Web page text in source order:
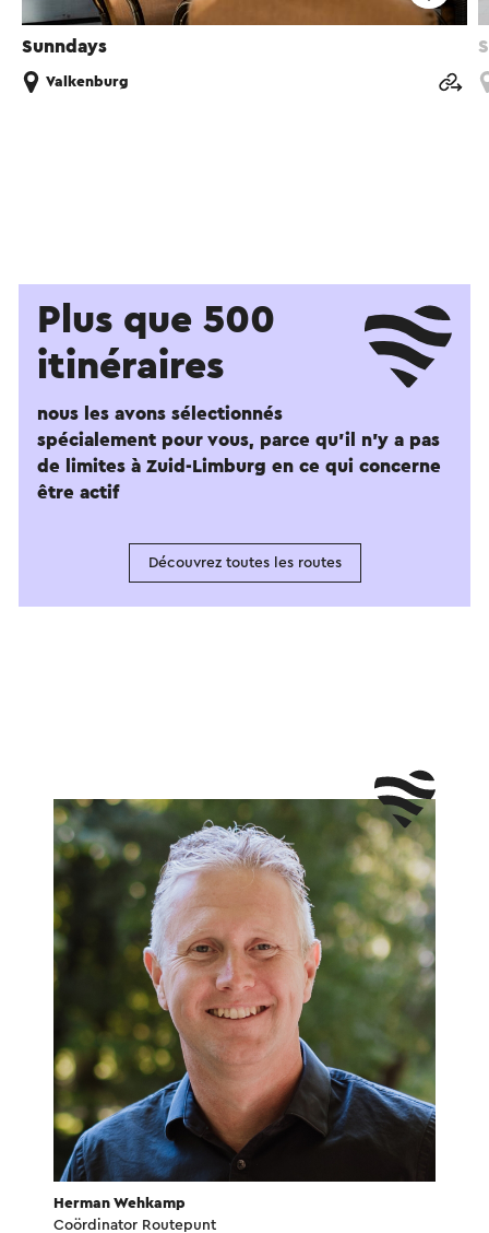
Sunndays
Valkenburg
Plus que 500
itinéraires
nous les avons sélectionnés
spécialement pour vous, parce qu'il n'y a pas
de limites à Zuid-Limburg en ce qui concerne
être actif
Découvrez toutes les routes
Herman Wehkamp
Coördinator Routepunt